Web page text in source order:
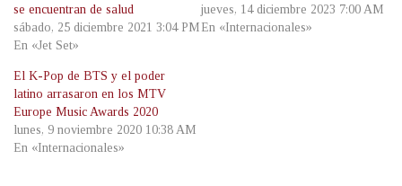
se encuentran de salud
sábado, 25 diciembre 2021 3:04 PM
En «Jet Set»
jueves, 14 diciembre 2023 7:00 AM
En «Internacionales»
El K-Pop de BTS y el poder
latino arrasaron en los MTV
Europe Music Awards 2020
lunes, 9 noviembre 2020 10:38 AM
En «Internacionales»